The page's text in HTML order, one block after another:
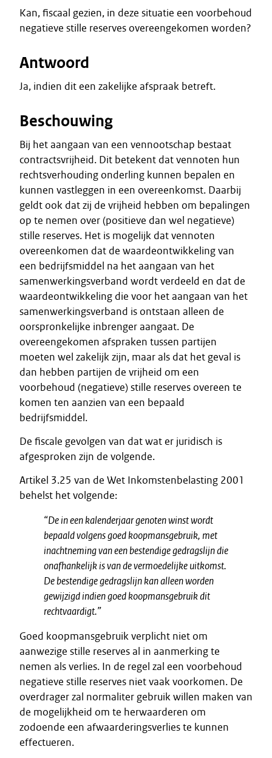
Kan, fiscaal gezien, in deze situatie een voorbehoud
negatieve stille reserves overeengekomen worden?
Antwoord
Ja, indien dit een zakelijke afspraak betreft.
Beschouwing
Bij het aangaan van een vennootschap bestaat
contractsvrijheid. Dit betekent dat vennoten hun
rechtsverhouding onderling kunnen bepalen en
kunnen vastleggen in een overeenkomst. Daarbij
geldt ook dat zij de vrijheid hebben om bepalingen
op te nemen over (positieve dan wel negatieve)
stille reserves. Het is mogelijk dat vennoten
overeenkomen dat de waardeontwikkeling van
een bedrijfsmiddel na het aangaan van het
samenwerkingsverband wordt verdeeld en dat de
waardeontwikkeling die voor het aangaan van het
samenwerkingsverband is ontstaan alleen de
oorspronkelijke inbrenger aangaat. De
overeengekomen afspraken tussen partijen
moeten wel zakelijk zijn, maar als dat het geval is
dan hebben partijen de vrijheid om een
voorbehoud (negatieve) stille reserves overeen te
komen ten aanzien van een bepaald
bedrijfsmiddel.
De fiscale gevolgen van dat wat er juridisch is
afgesproken zijn de volgende.
Artikel 3.25 van de Wet Inkomstenbelasting 2001
behelst het volgende:
“De in een kalenderjaar genoten winst wordt
bepaald volgens goed koopmansgebruik, met
inachtneming van een bestendige gedragslijn die
onafhankelijk is van de vermoedelijke uitkomst.
De bestendige gedragslijn kan alleen worden
gewijzigd indien goed koopmansgebruik dit
rechtvaardigt.”
Goed koopmansgebruik verplicht niet om
aanwezige stille reserves al in aanmerking te
nemen als verlies. In de regel zal een voorbehoud
negatieve stille reserves niet vaak voorkomen. De
overdrager zal normaliter gebruik willen maken van
de mogelijkheid om te herwaarderen om
zodoende een afwaarderingsverlies te kunnen
effectueren.